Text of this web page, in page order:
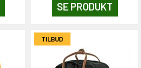
SE PRODUKT
TILBUD